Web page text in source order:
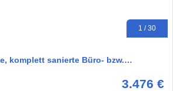
1 / 30
komplett sanierte Büro- bzw.…
3.476 €